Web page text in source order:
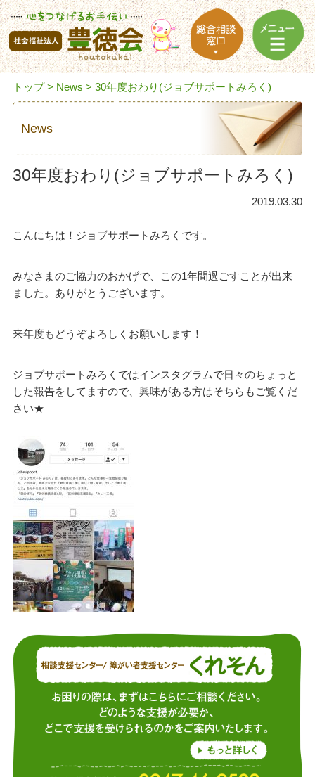
トップ> News > 30年度おわり(ジョブサポートみろく)
News
30年度おわり(ジョブサポートみろく)
2019.03.30
こんにちは！ジョブサポートみろくです。
みなさまのご協力のおかげで、この1年間過ごすことが出来
ました。ありがとうございます。
来年度もどうぞよろしくお願いします！
ジョブサポートみろくではインスタグラムで日々のちょっと
した報告をしてますので、興味がある方はそちらもご覧くだ
さい★